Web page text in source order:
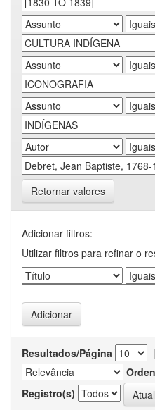
Retornar valores
Adicionar filtros:
Utilizar filtros para refinar o
Resultados/Página |
Registro(s)